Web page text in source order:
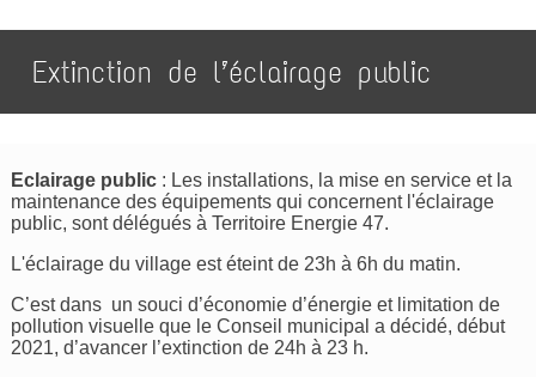
Extinction de l’éclairage public
Eclairage public : Les installations, la mise en service et la
maintenance des équipements qui concernent l'éclairage
public, sont délégués à Territoire Energie 47.
L'éclairage du village est éteint de 23h à 6h du matin.
C’est dans un souci d’économie d’énergie et limitation de
pollution visuelle que le Conseil municipal a décidé, début
2021, d’avancer l’extinction de 24h à 23 h.